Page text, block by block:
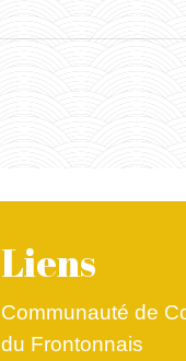
Liens
Communauté de
du Frontonnais